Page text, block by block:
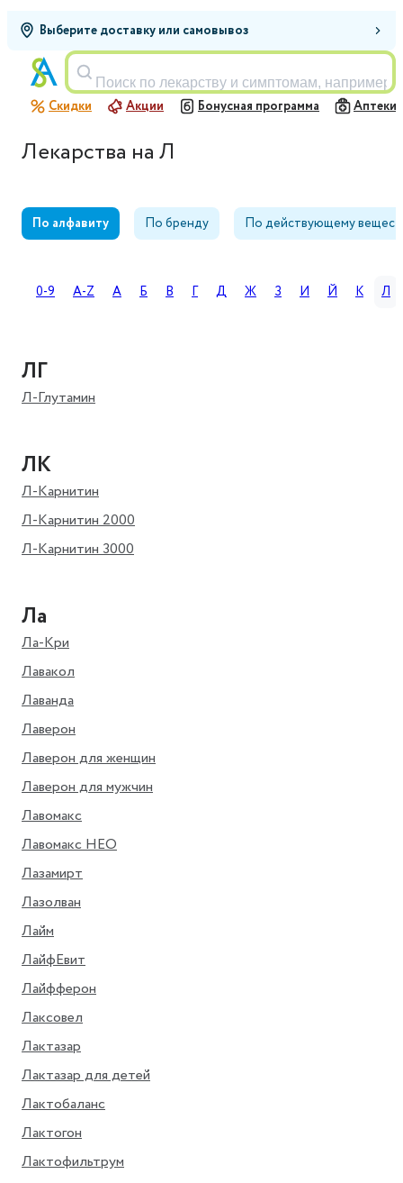
Выберите доставку или самовывоз
Поиск по лекарству и симптомам, например,
Скидки Акции Бонусная программа Аптеки
Лекарства на Л
По алфавиту По бренду По действующему
0-9 A-Z А Б В Д Ж З И Й К Л
ЛГ
Л-Глутамин
ЛК
Л-Карнитин
Л-Карнитин 2000
Л-Карнитин 3000
Ла
Ла-Кри
Лавакол
Лаванда
Лаверон
Лаверон для женщин
Лаверон для мужчин
Лавомакс
Лавомакс НЕО
Лазамирт
Лазолван
Лайм
ЛайфЕвит
Лайфферон
Лаксовел
Лактазар
Лактазар для детей
Лактобаланс
Лактогон
Лактофильтрум